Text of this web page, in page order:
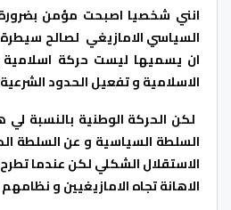
انني شخصيا اصبحت مؤمن
السياسي الامازيغي لصالح سيطرة
ان يسميها ليست حركة اسلامية
الاسلامية و تفعيل الحدود
لكن الحركة الوطنية بالنسبة
الاستقلال الشكلي لكن عندما
الاهانة تجاه الامازيغيين و